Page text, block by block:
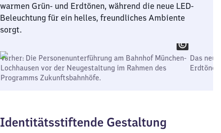
warmen Grün- und Erdtönen, während die neue LED-
Beleuchtung für ein helles, freundliches Ambiente
sorgt.
Vorher: Die Personenunterführung am Bahnhof München-
Lochhausen vor der Neugestaltung im Rahmen des
Programms Zukunftsbahnhöfe.
Das
Identitätsstiftende Gestaltung